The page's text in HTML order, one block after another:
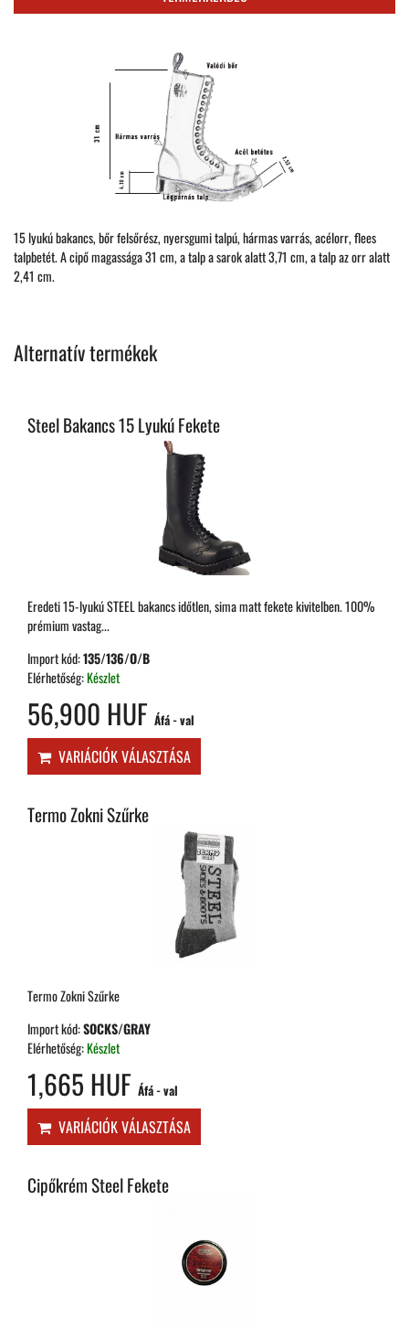
15 lyukú bakancs, bőr felsőrész, nyersgumi talpú, hármas varrás, acélorr, flees
talpbetét. A cipő magassága 31 cm, a talp a sarok alatt 3,71 cm, a talp az orr alatt
2,41 cm.
Alternatív termékek
Steel Bakancs 15 Lyukú Fekete
Eredeti 15-lyukú STEEL bakancs időtlen, sima matt fekete kivitelben. 100%
prémium vastag...
Import kód:135/136/O/B
Elérhetőség:Készlet
56,900 HUF Áfá - val
VARIÁCIÓK VÁLASZTÁSA
Termo Zokni Szűrke
Termo Zokni Szűrke
Import kód:SOCKS/GRAY
Elérhetőség:Készlet
1,665 HUF Áfá - val
VARIÁCIÓK VÁLASZTÁSA
Cipőkrém Steel Fekete